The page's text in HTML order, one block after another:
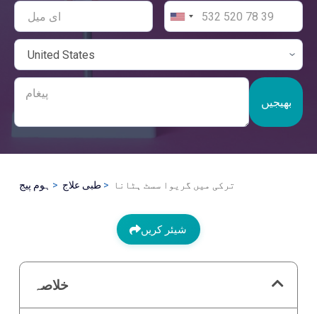
بھیجیں
ہوم پیج طبی علاج ترکی میں گریوا سسٹ ہٹانا
شیئر کریں
خلاصہ